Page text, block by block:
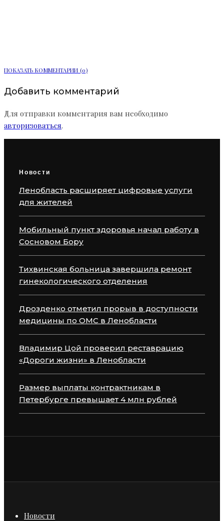
ПОКАЗАТЬ КОММЕНТАРИИ (0)
Добавить комментарий
Для отправки комментария вам необходимо
авторизоваться.
Новости
Ленобласть расширяет цифровые услуги
для жителей
Мобильный пункт здоровья начал работу в
Сосновом Бору
Тихвинская больница завершила ремонт
гинекологического отделения
Дрозденко отметил прорыв в доступности
медицины по ОМС в Ленобласти
Владимир Цой проверил реставрацию
«Дороги жизни» в Ленобласти
Размер выплаты контрактникам в
Петербурге превышает 4 млн рублей
Новости